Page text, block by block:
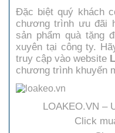
Đặc biệt quý khách
chương trình ưu đãi
sản phẩm quà tặng
xuyên tại công ty.
truy cập vào website
chương trình khuyến
LOAKEO.VN –
Click